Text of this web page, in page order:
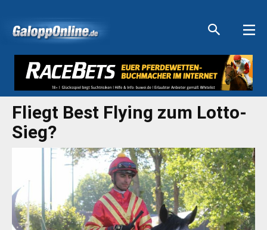
Fliegt Best Flying zum Lotto-
Sieg?